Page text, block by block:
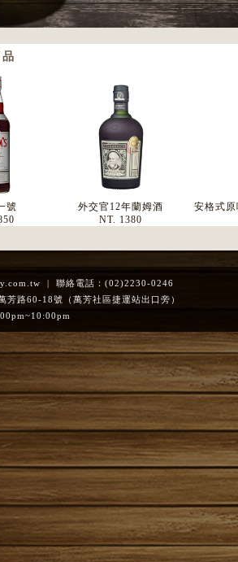
號
外交官12年蘭姆酒
NT. 1380
安格式
| 聯絡電話：(02)2230-0246
芳路60-18號（萬芳社區捷運站出口旁）